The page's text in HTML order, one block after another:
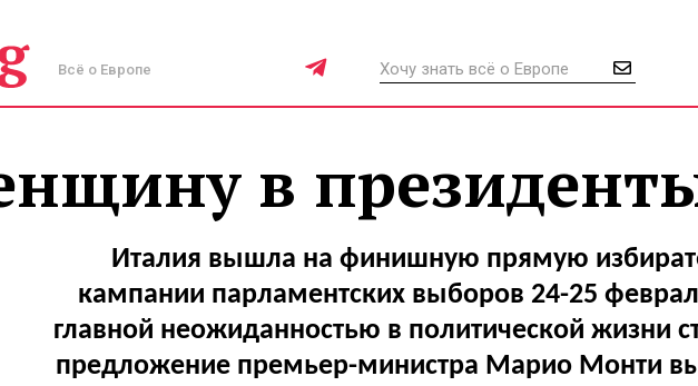
Всё о Европе
в
Италия вышла на финишную прямую
кампании парламентских выборов 24-25
главной неожиданностью в политической жизни
предложение премьер-министра Марио Монти